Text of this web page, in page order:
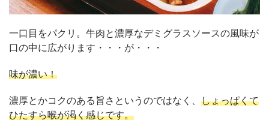
一口目をパクリ。牛肉と濃厚なデミグラスソースの風味が
口の中に広がります・・・が・・・
味が濃い！
濃厚とかコクのある旨さというのではなく、 しょっぱくて
ひたすら喉が渇く感じです。